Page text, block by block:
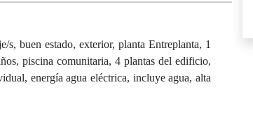
buen estado, exterior, planta Entreplanta, 1
piscina comunitaria, 4 plantas del edificio,
energía agua eléctrica, incluye agua, alta